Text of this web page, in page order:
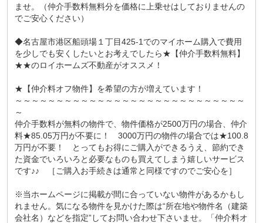
ませ。（仲介手数料無料分を価格に上乗せはしておりませんの
でご安心ください）
◆名古屋市港区船頭場１丁目425-1でのマイホーム購入で費用
を少しでも安くしたいとお考えでしたら★【仲介手数料無料】
★★のロイホームズ不動産がオススメ！
★【仲介料オフ物件】を希望の方が増えています！
～～～～～～～～～～～～～～～～～～～～～～～～～～～～
～
仲介手数料が無料の物件で、物件価格が2500万円の場合、仲介
料★85.05万円が不要に！ 3000万円の物件の場合では★100.8
万円が不要！ とってもお得にご購入ができるうえ、節約でき
た資金でいろいろと必要なものも買えてしまう嬉しいサービス
です♪♪ ［ご購入お手続きは通常と同様ですのでご安心を］
※当ホームページに掲載が間に合っていない物件があるかもし
れません。気になる物件を見かけた際は“所在地や物件名（建築
会社名）などを指定”してお問い合わせ下さいませ。「仲介料オ